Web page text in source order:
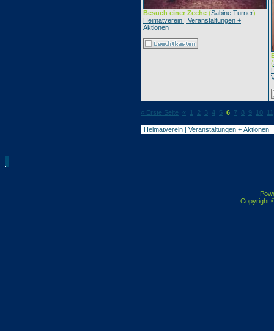
Besuch einer Zeche (Sabine Turner)
Heimatverein | Veranstaltungen +
Aktionen
(
« Erste Seite « 1 2 3 4 5 6 7 8 9 10 11
Copyright